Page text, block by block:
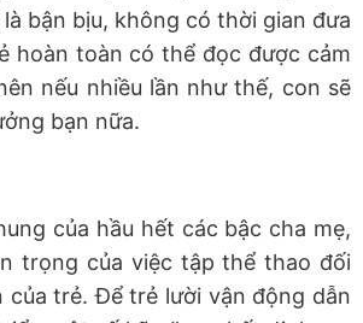
bận bịu, không có thời gian đưa
hoàn toàn có thể đọc được cảm
nếu nhiều lần như thế, con sẽ
bạn nữa.
của hầu hết các bậc cha mẹ,
trọng của việc tập thể thao đối
của trẻ. Để trẻ lười vận động dẫn